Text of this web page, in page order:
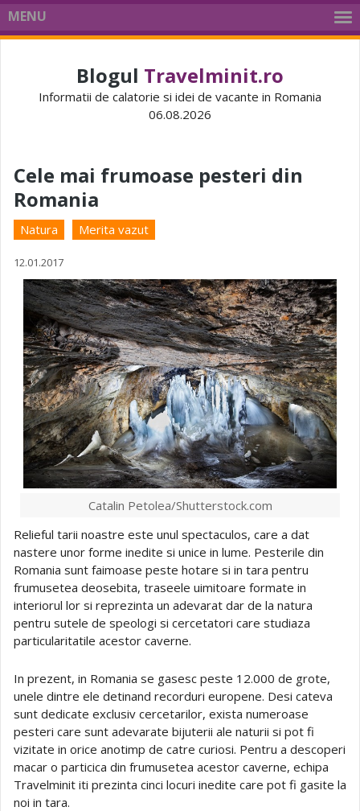
MENU
Blogul Travelminit.ro
Informatii de calatorie si idei de vacante in Romania
06.08.2026
Cele mai frumoase pesteri din
Romania
Natura Merita vazut
12.01.2017
Catalin Petolea/Shutterstock.com
Relieful tarii noastre este unul spectaculos, care a dat
nastere unor forme inedite si unice in lume. Pesterile din
Romania sunt faimoase peste hotare si in tara pentru
frumusetea deosebita, traseele uimitoare formate in
interiorul lor si reprezinta un adevarat dar de la natura
pentru sutele de speologi si cercetatori care studiaza
particularitatile acestor caverne.
In prezent, in Romania se gasesc peste 12.000 de grote,
unele dintre ele detinand recorduri europene. Desi cateva
sunt dedicate exclusiv cercetarilor, exista numeroase
pesteri care sunt adevarate bijuterii ale naturii si pot fi
vizitate in orice anotimp de catre curiosi. Pentru a descoperi
macar o particica din frumusetea acestor caverne, echipa
Travelminit iti prezinta cinci locuri inedite care pot fi gasite la
noi in tara.